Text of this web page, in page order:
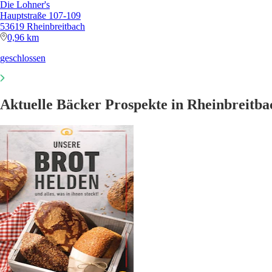
Die Lohner's
Hauptstraße 107-109
53619 Rheinbreitbach
0,96 km
geschlossen
Aktuelle Bäcker Prospekte in